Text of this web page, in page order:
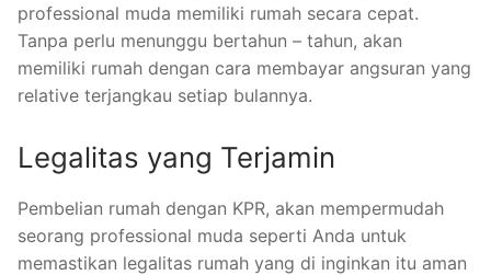
professional muda memiliki rumah secara cepat.
Tanpa perlu menunggu bertahun – tahun, akan
memiliki rumah dengan cara membayar angsuran yang
relative terjangkau setiap bulannya.
Legalitas yang Terjamin
Pembelian rumah dengan KPR, akan mempermudah
seorang professional muda seperti Anda untuk
memastikan legalitas rumah yang di inginkan itu aman